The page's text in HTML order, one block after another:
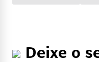
Deixe o